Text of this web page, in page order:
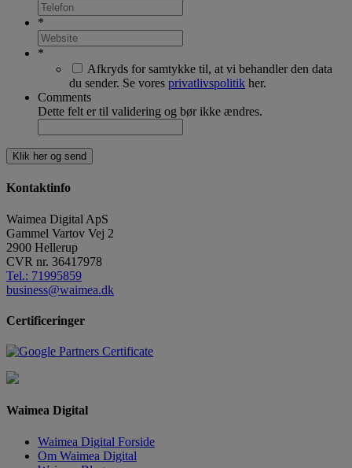
*
*
Afkryds for samtykke til, at vi behandler den data
du sender. Se vores privatlivspolitik her.
Comments
Dette felt er til validering og bør ikke ændres.
Kontaktinfo
Waimea Digital ApS
Gammel Vartov Vej 2
2900 Hellerup
CVR nr. 36417978
Tel.: 71995859
business@waimea.dk
Certificeringer
Waimea Digital
Waimea Digital Forside
Om Waimea Digital